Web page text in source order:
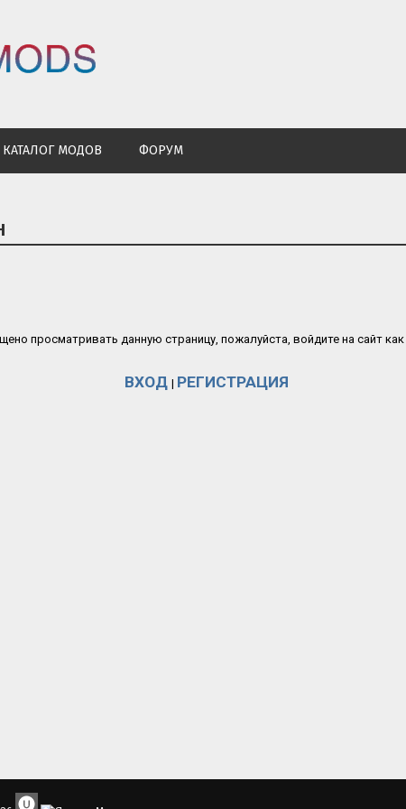
КАТАЛОГ МОДОВ ФОРУМ
просматривать данную страницу, пожалуйста, войдите на сайт
ВХОД | РЕГИСТРАЦИЯ